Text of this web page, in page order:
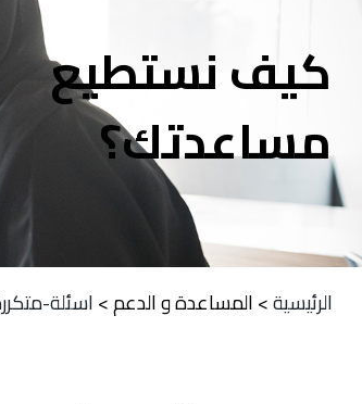
كيف نستطيع
مساعدتك؟
الرئيسية>المساعدة و الدعم>اسئلة-